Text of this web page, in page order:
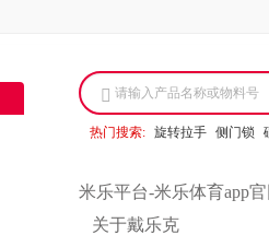
请输入产品名称或物料号
热门搜索: 旋转拉手 侧门锁
米乐平台-米乐体育app
关于戴乐克